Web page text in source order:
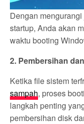
Dengan
startup, Anda akan
waktu booting
2. Pembersihan
Ketika file sistem
sampah, proses
langkah penting
pembersihan disk